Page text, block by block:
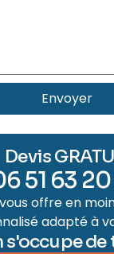
Envoyer
Devis
51 63
offre en
adapté à
s'occupe de